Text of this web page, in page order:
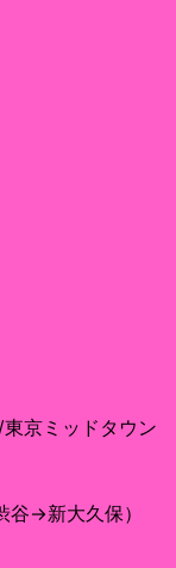
京ミッドタウン
→新大久保）